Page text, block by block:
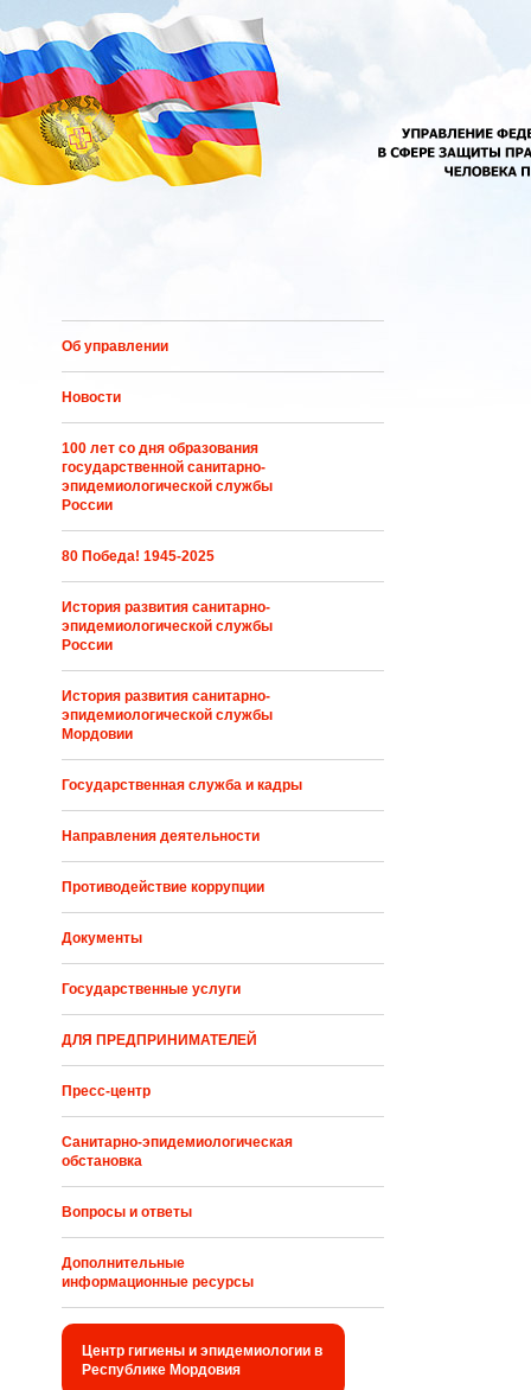
Перейти к основному содержанию
Об управлении
Новости
100 лет со дня образования
государственной санитарно-
эпидемиологической службы
России
80 Победа! 1945-2025
История развития санитарно-
эпидемиологической службы
России
История развития санитарно-
эпидемиологической службы
Мордовии
Государственная служба и кадры
Направления деятельности
Противодействие коррупции
Документы
Государственные услуги
ДЛЯ ПРЕДПРИНИМАТЕЛЕЙ
Пресс-центр
Санитарно-эпидемиологическая
обстановка
Вопросы и ответы
Дополнительные
информационные ресурсы
Центр гигиены и эпидемиологии в
Республике Мордовия